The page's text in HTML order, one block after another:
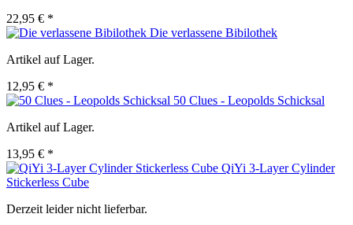
22,95 € *
Die verlassene Bibilothek
Artikel auf Lager.
12,95 € *
50 Clues - Leopolds Schicksal
Artikel auf Lager.
13,95 € *
QiYi 3-Layer Cylinder
Stickerless Cube
Derzeit leider nicht lieferbar.